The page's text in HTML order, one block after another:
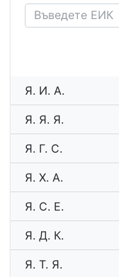
Я. И. А.
Я. Я. Я.
Я. Г. С.
Я. Х. А.
Я. С. Е.
Я. Д. К.
Я. Т. Я.